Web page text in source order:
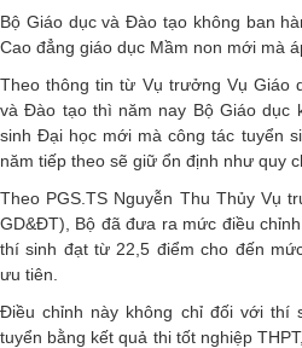
Bộ Giáo dục và Đào tạo không ban
Cao đẳng giáo dục Mầm non mới mà
Theo thông tin từ Vụ trưởng Vụ Giáo
và Đào tạo thì năm nay Bộ Giáo dục
sinh Đại học mới mà công tác tuyển
năm tiếp theo sẽ giữ ổn định như quy
Theo PGS.TS Nguyễn Thu Thủy Vụ
GD&ĐT), Bộ đã đưa ra mức điều
thí sinh đạt từ 22,5 điểm cho đến
ưu tiên.
Điều chỉnh này không chỉ đối với thí
tuyển bằng kết quả thi tốt nghiệp